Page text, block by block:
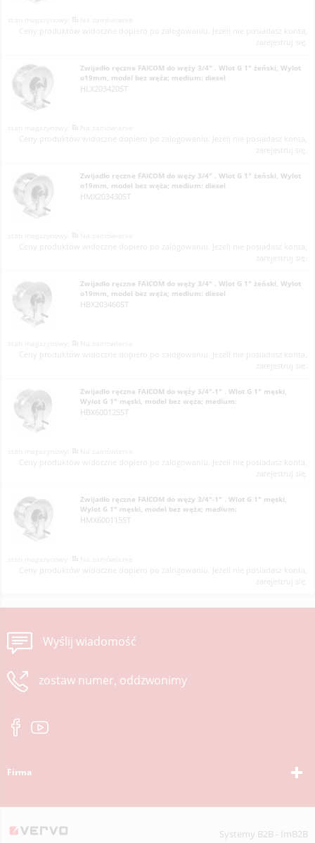
Ceny produktów widoczne dopiero po zalogowaniu. Jeżeli nie posiadasz konta,
zarejestruj się.
Zwijadło ręczne FAICOM do węży 3/4" . Wlot G 1" żeński, Wylot
o19mm, model bez węża; medium: diesel
HLX203420ST
Ceny produktów widoczne dopiero po zalogowaniu. Jeżeli nie posiadasz konta,
zarejestruj się.
Zwijadło ręczne FAICOM do węży 3/4" . Wlot G 1" żeński, Wylot
o19mm, model bez węża; medium: diesel
HMX203430ST
Ceny produktów widoczne dopiero po zalogowaniu. Jeżeli nie posiadasz konta,
zarejestruj się.
Zwijadło ręczne FAICOM do węży 3/4" . Wlot G 1" żeński, Wylot
o19mm, model bez węża; medium: diesel
HBX203460ST
Ceny produktów widoczne dopiero po zalogowaniu. Jeżeli nie posiadasz konta,
zarejestruj się.
Zwijadło ręczne FAICOM do węży 3/4"-1" . Wlot G 1" męski,
Wylot G 1" męski, model bez węża; medium:
HBX600125ST
Ceny produktów widoczne dopiero po zalogowaniu. Jeżeli nie posiadasz konta,
zarejestruj się.
Zwijadło ręczne FAICOM do węży 3/4"-1" . Wlot G 1" męski,
Wylot G 1" męski, model bez węża; medium:
HMX600115ST
Ceny produktów widoczne dopiero po zalogowaniu. Jeżeli nie posiadasz konta,
zarejestruj się.
Wyślij wiadomość
zostaw numer, oddzwonimy
Firma
Systemy B2B - ImB2B